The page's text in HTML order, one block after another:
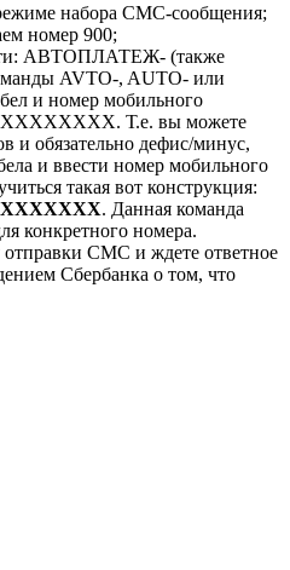
набора СМС-сообщения;
номер 900;
АВТОПЛАТЕЖ- (также
AVTO-, AUTO- или
и номер мобильного
Т.е. вы можете
и обязательно дефис/минус,
и ввести номер мобильного
такая вот конструкция:
. Данная команда
конкретного номера.
СМС и ждете ответное
Сбербанка о том, что